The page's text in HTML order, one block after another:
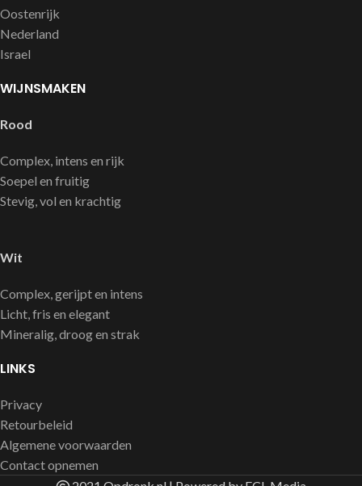
Oostenrijk
Nederland
Israel
WIJNSMAKEN
Rood
Complex, intens en rijk
Soepel en fruitig
Stevig, vol en krachtig
Wit
Complex, gerijpt en intens
Licht, fris en elegant
Mineralig, droog en strak
LINKS
Privacy
Retourbeleid
Algemene voorwaarden
Contact opnemen